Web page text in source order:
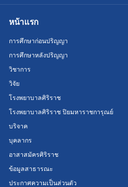
หน้าแรก
การศึกษาก่อนปริญญา
การศึกษาหลังปริญญา
วิชาการ
วิจัย
โรงพยาบาลศิริราช
โรงพยาบาลศิริราช ปิยมหาราชการุณย์
บริจาค
บุคลากร
อาสาสมัครศิริราช
ข้อมูลสาธารณะ
ประกาศความเป็นส่วนตัว